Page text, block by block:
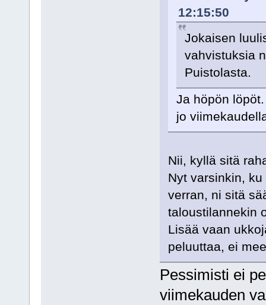
12:15:50
Jokaisen
vahvistuksia
Puistolasta.
Ja höpön
jo
Nii, kyllä sitä
Nyt varsinkin,
verran, ni sitä
taloustilannekin
Lisää vaan
peluuttaa, ei
Pessimisti ei
viimekauden